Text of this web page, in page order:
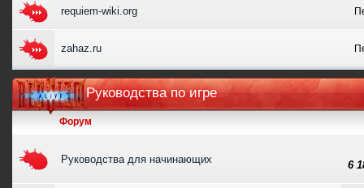
requiem-wiki.org
zahaz.ru
Руководства по игре
Форум
Руководства для начинающих 6